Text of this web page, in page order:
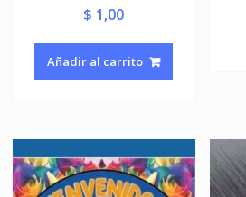
$ 1,00
Añadir al carrito